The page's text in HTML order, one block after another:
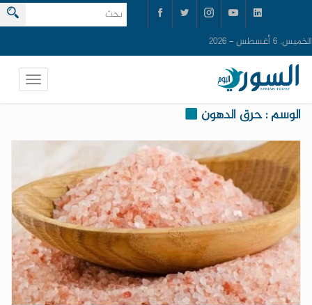
الخميس, 6 أغسطس - 2026
الوسم : حرق الدهون